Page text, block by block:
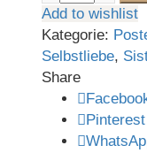
Add to wishlist
Kategorie:
Selbstliebe,
Share
Pinterest